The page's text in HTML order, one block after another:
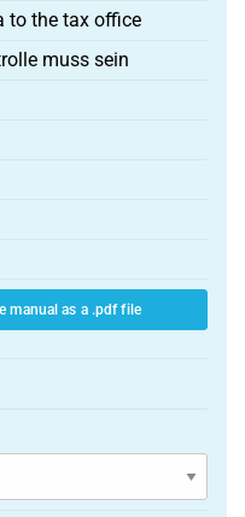
to the tax office
muss sein
manual as a .pdf file